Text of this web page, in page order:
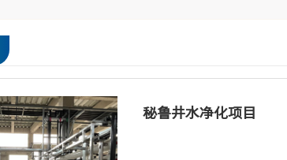
秘鲁井水净化项目